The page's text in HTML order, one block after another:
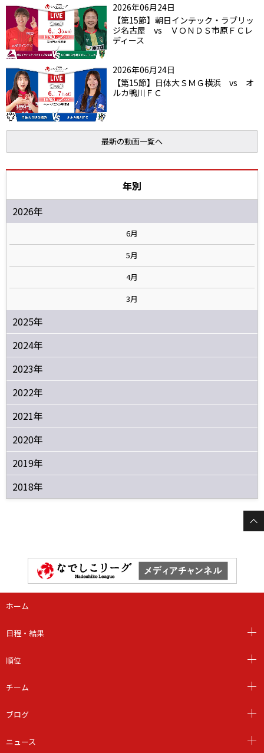
2026年06月24日
【第15節】朝日インテック・ラブリッ
ジ名古屋 vs ＶＯＮＤＳ市原ＦＣレ
ディース
2026年06月24日
【第15節】日体大ＳＭＧ横浜 vs オ
ルカ鴨川ＦＣ
最新の動画一覧へ
年別
2026年
6月
5月
4月
3月
2025年
2024年
2023年
2022年
2021年
2020年
2019年
2018年
ホーム
日程・結果
順位
チーム
ブログ
ニュース